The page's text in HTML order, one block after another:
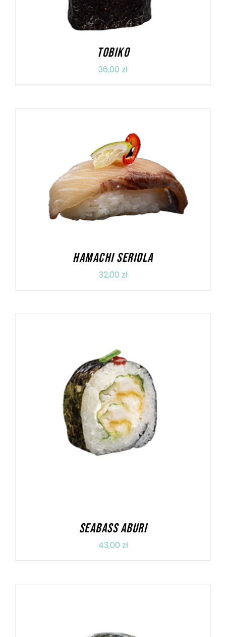
TOBIKO
36,00 zł
DODAJ DO KOSZYKA / SZCZEGÓŁY
HAMACHI SERIOLA
32,00 zł
DODAJ DO KOSZYKA / SZCZEGÓŁY
SEABASS ABURI
43,00 zł